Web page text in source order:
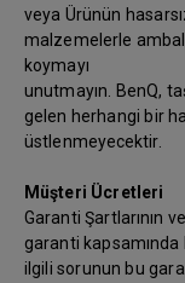
veya Ürünün
malzemelerle
koymayı
unutmayın. BenQ,
gelen herhangi bir
üstlenmeyecektir.
Müşteri Ücretleri
Garanti Şartlarının
garanti kapsamında
ilgili sorunun bu